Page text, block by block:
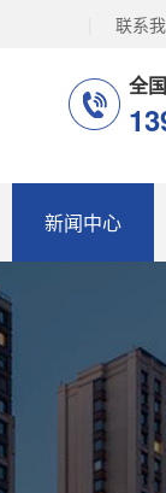
联系
全
新闻中心